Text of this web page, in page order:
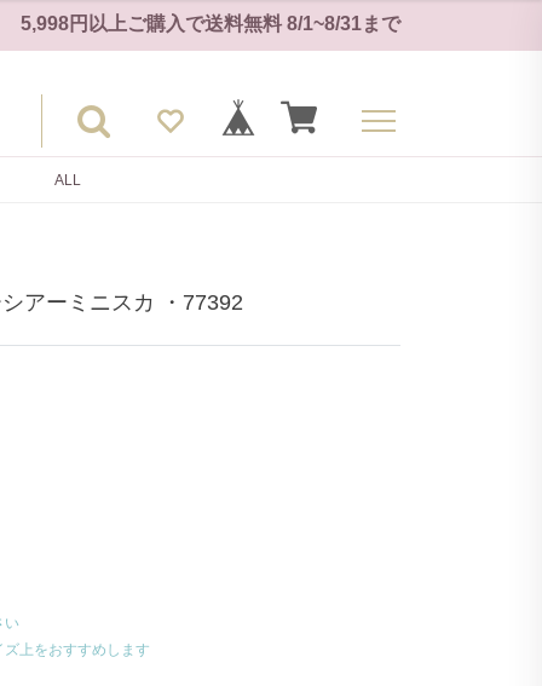
5,998円以上ご購入で送料無料 8/1~8/31まで
ALL
アーミニスカ ・77392
い
上をおすすめします